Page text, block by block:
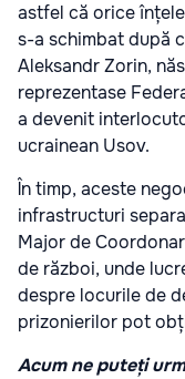
astfel că orice
s-a schimbat după
Aleksandr Zorin,
reprezentase
a devenit
ucrainean Usov.
În timp, aceste
infrastructuri
Major de
de război, unde
despre locurile de
prizonierilor pot
Acum ne puteți